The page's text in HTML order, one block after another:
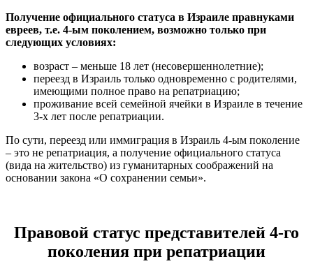
Получение официального статуса в Израиле правнуками
евреев, т.е. 4-ым поколением, возможно только при
следующих условиях:
возраст – меньше 18 лет (несовершеннолетние);
переезд в Израиль только одновременно с родителями,
имеющими полное право на репатриацию;
проживание всей семейной ячейки в Израиле в течение
3-х лет после репатриации.
По сути, переезд или иммиграция в Израиль 4-ым поколение
– это не репатриация, а получение официального статуса
(вида на жительство) из гуманитарных соображений на
основании закона «О сохранении семьи».
Правовой статус представителей 4-го
поколения при репатриации